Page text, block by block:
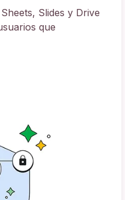
Slides y Drive
que